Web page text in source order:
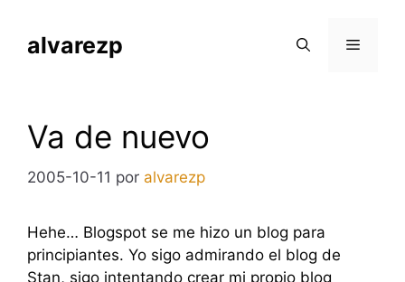
contenido
alvarezp Menú
Va de nuevo
2005-10-11 por alvarezp
Hehe… Blogspot se me hizo un blog para
principiantes. Yo sigo admirando el blog de
Stan, sigo intentando crear mi propio blog